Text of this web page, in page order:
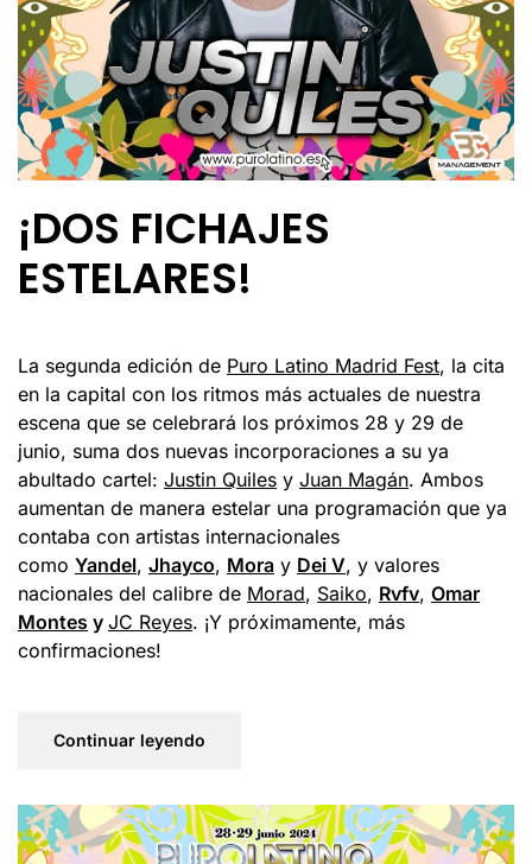
¡DOS FICHAJES
ESTELARES!
La segunda edición de Puro Latino Madrid Fest, la cita
en la capital con los ritmos más actuales de nuestra
escena que se celebrará los próximos 28 y 29 de
junio, suma dos nuevas incorporaciones a su ya
abultado cartel: Justin Quiles y Juan Magán. Ambos
aumentan de manera estelar una programación que ya
contaba con artistas internacionales
como Yandel, Jhayco, Mora y Dei V, y valores
nacionales del calibre de Morad, Saiko, Rvfv, Omar
Montes y JC Reyes. ¡Y próximamente, más
confirmaciones!
Continuar leyendo